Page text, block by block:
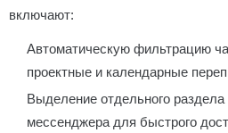
включают:
Автоматическую фильтрацию
проектные и календарные
Выделение отдельного раздела
мессенджера для быстрого